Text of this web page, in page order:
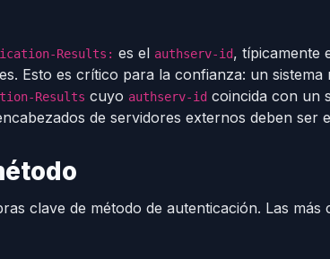
Results: es el authserv-id, típicamente
Esto es crítico para la confianza: un
Results cuyo authserv-id coincida con un
de servidores externos deben ser
clave de método de autenticación. Las más